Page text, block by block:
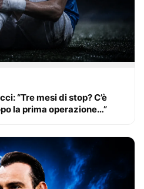
“Tre mesi di stop? C’è
la prima operazione…”